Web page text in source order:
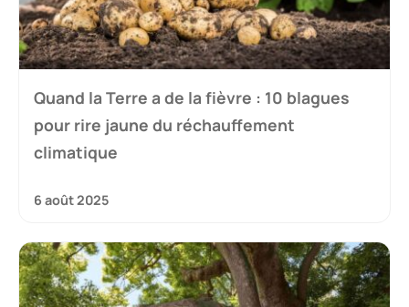
Quand la Terre a de la fièvre : 10 blagues
pour rire jaune du réchauffement
climatique
6 août 2025